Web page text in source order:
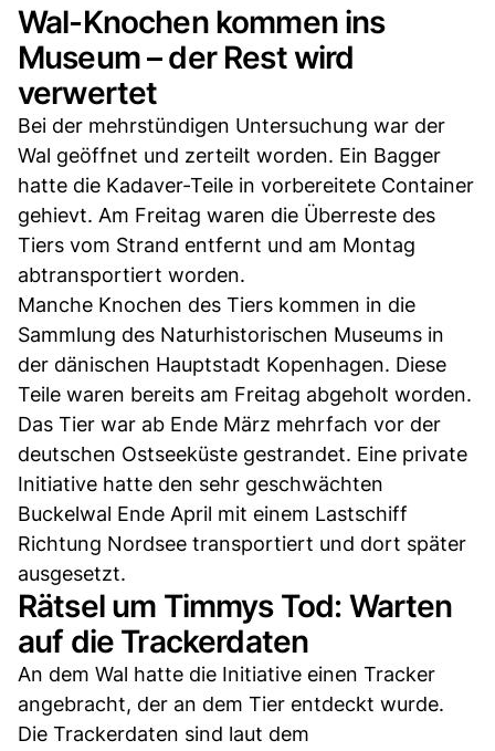
Wal-Knochen kommen ins
Museum – der Rest wird
verwertet
Bei der mehrstündigen Untersuchung war der
Wal geöffnet und zerteilt worden. Ein Bagger
hatte die Kadaver-Teile in vorbereitete Container
gehievt. Am Freitag waren die Überreste des
Tiers vom Strand entfernt und am Montag
abtransportiert worden.
Manche Knochen des Tiers kommen in die
Sammlung des Naturhistorischen Museums in
der dänischen Hauptstadt Kopenhagen. Diese
Teile waren bereits am Freitag abgeholt worden.
Das Tier war ab Ende März mehrfach vor der
deutschen Ostseeküste gestrandet. Eine private
Initiative hatte den sehr geschwächten
Buckelwal Ende April mit einem Lastschiff
Richtung Nordsee transportiert und dort später
ausgesetzt.
Rätsel um Timmys Tod: Warten
auf die Trackerdaten
An dem Wal hatte die Initiative einen Tracker
angebracht, der an dem Tier entdeckt wurde.
Die Trackerdaten sind laut dem